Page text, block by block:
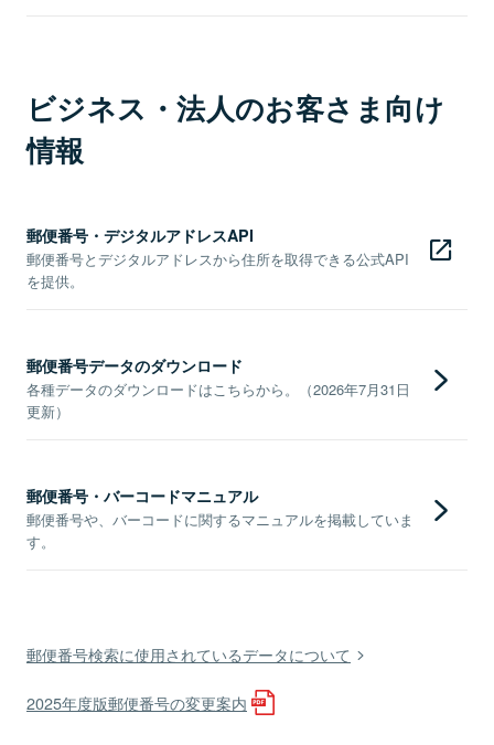
ビジネス・法人のお客さま向け
情報
郵便番号・デジタルアドレスAPI
郵便番号とデジタルアドレスから住所を取得できる公式API
を提供。
郵便番号データのダウンロード
各種データのダウンロードはこちらから。（2026年7月31日
更新）
郵便番号・バーコードマニュアル
郵便番号や、バーコードに関するマニュアルを掲載していま
す。
郵便番号検索に使用されているデータについて
2025年度版郵便番号の変更案内